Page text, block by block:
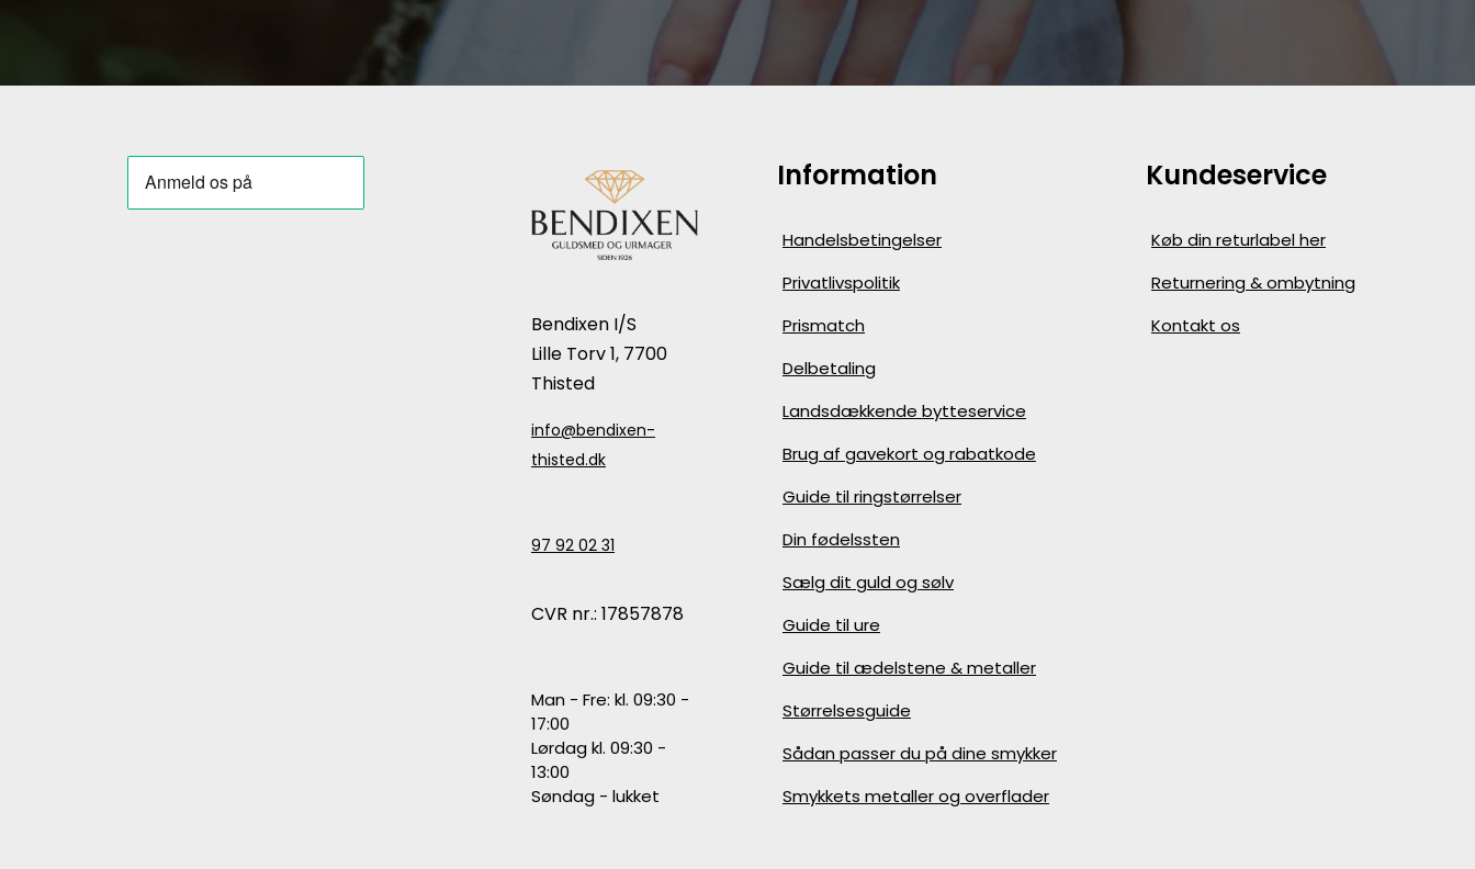
Bendixen I/S
Lille Torv 1, 7700
Thisted
info@bendixen-
thisted.dk
97 92 02 31
CVR nr.: 17857878
Man - Fre: kl. 09:30 -
17:00
Lørdag kl. 09:30 -
13:00
Søndag - lukket
Information
Handelsbetingelser
Privatlivspolitik
Prismatch
Delbetaling
Landsdækkende bytteservice
Brug af gavekort og rabatkode
Guide til ringstørrelser
Din fødelssten
Sælg dit guld og sølv
Guide til ure
Guide til ædelstene & metaller
Størrelsesguide
Sådan passer du på dine smykker
Smykkets metaller og overflader
Kundeservice
Køb din returlabel her
Returnering & ombytning
Kontakt os